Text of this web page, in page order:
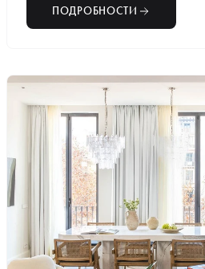
ПОДРОБНОСТИ